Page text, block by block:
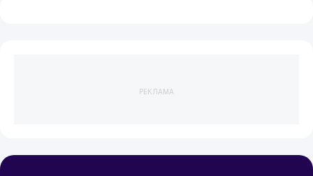
РЕКЛАМА